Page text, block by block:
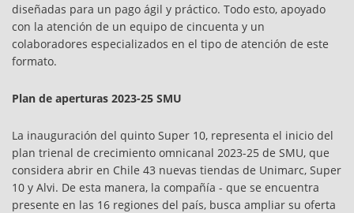
diseñadas para un pago ágil y práctico. Todo esto, apoyado
con la atención de un equipo de cincuenta y un
colaboradores especializados en el tipo de atención de este
formato.
Plan de aperturas 2023-25 SMU
La inauguración del quinto Super 10, representa el inicio del
plan trienal de crecimiento omnicanal 2023-25 de SMU, que
considera abrir en Chile 43 nuevas tiendas de Unimarc, Super
10 y Alvi. De esta manera, la compañía - que se encuentra
presente en las 16 regiones del país, busca ampliar su oferta